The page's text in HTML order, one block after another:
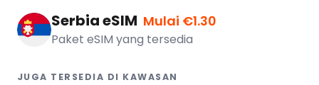
Serbia eSIM Mulai €1.30
Paket eSIM yang tersedia
JUGA TERSEDIA DI KAWASAN